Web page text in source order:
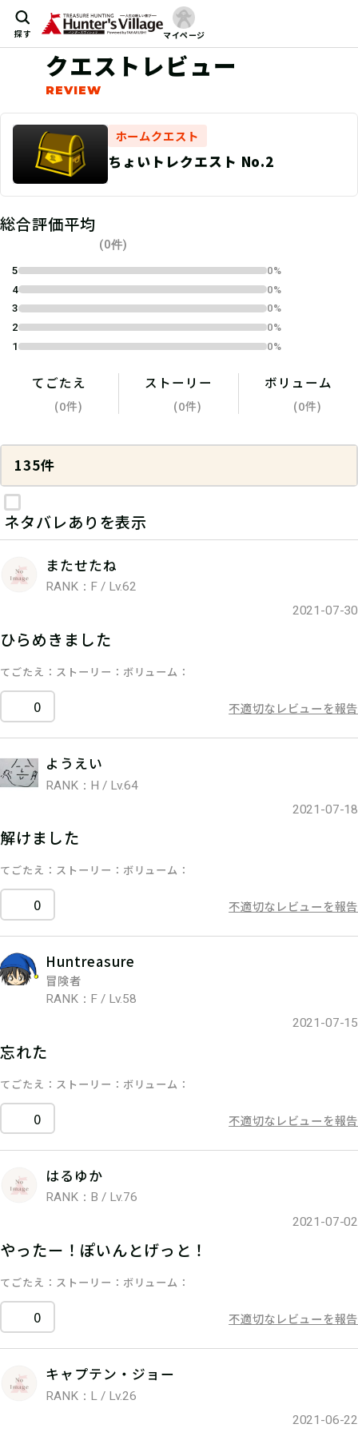
探す マイページ
クエストレビュー
ホームクエスト
ちょいトレクエスト No.2
総合評価平均
(0件)
5
0%
4
0%
3
0%
2
0%
1
0%
てごたえ
(0件)
ストーリー
(0件)
ボリューム
(0件)
135件
ネタバレありを表示
またせたね
RANK：F / Lv.62
2021-07-30
ひらめきました
てごたえ ストーリー ボリューム
0 不適切なレビューを報告
ようえい
RANK：H / Lv.64
2021-07-18
解けました
てごたえ ストーリー ボリューム
0 不適切なレビューを報告
Huntreasure
冒険者
RANK：F / Lv.58
2021-07-15
忘れた
てごたえ ストーリー ボリューム
0 不適切なレビューを報告
はるゆか
RANK：B / Lv.76
2021-07-02
やったー！ぽいんとげっと！
てごたえ ストーリー ボリューム
0 不適切なレビューを報告
キャプテン・ジョー
RANK：L / Lv.26
2021-06-22